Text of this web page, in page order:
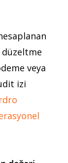
veya
izi